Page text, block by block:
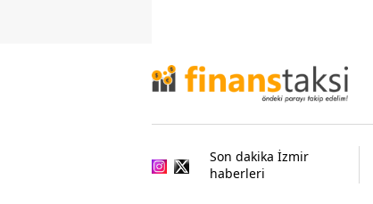
Son dakika İzmir
haberleri